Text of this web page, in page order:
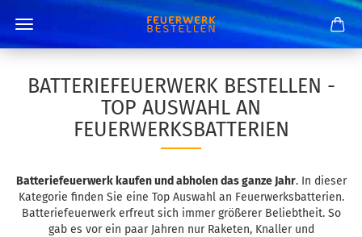
BATTERIEFEUERWERK BESTELLEN -
TOP AUSWAHL AN
FEUERWERKSBATTERIEN
Batteriefeuerwerk kaufen und abholen das ganze Jahr. In dieser
Kategorie finden Sie eine Top Auswahl an Feuerwerksbatterien.
Batteriefeuerwerk erfreut sich immer größerer Beliebtheit. So
gab es vor ein paar Jahren nur Raketen, Knaller und